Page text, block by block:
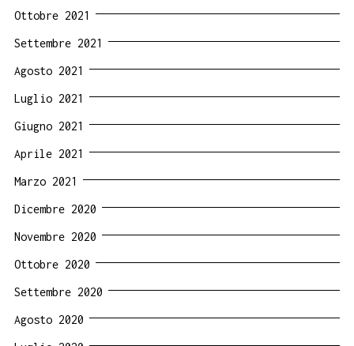
Ottobre 2021
Settembre 2021
Agosto 2021
Luglio 2021
Giugno 2021
Aprile 2021
Marzo 2021
Dicembre 2020
Novembre 2020
Ottobre 2020
Settembre 2020
Agosto 2020